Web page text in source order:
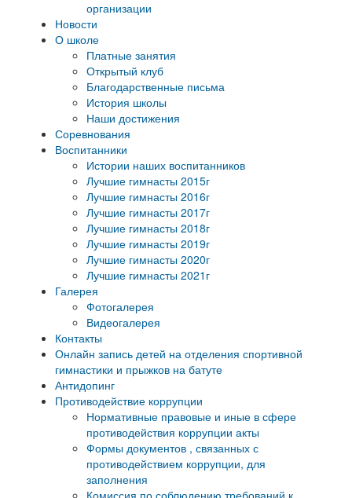
организации
Новости
О школе
Платные занятия
Открытый клуб
Благодарственные письма
История школы
Наши достижения
Соревнования
Воспитанники
Истории наших воспитанников
Лучшие гимнасты 2015г
Лучшие гимнасты 2016г
Лучшие гимнасты 2017г
Лучшие гимнасты 2018г
Лучшие гимнасты 2019г
Лучшие гимнасты 2020г
Лучшие гимнасты 2021г
Галерея
Фотогалерея
Видеогалерея
Контакты
Онлайн запись детей на отделения спортивной
гимнастики и прыжков на батуте
Антидопинг
Противодействие коррупции
Нормативные правовые и иные в сфере
противодействия коррупции акты
Формы документов , связанных с
противодействием коррупции, для
заполнения
Комиссия по соблюдению требований к